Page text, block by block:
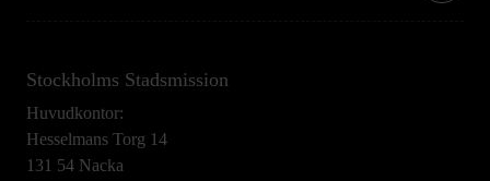
Stockholms Stadsmission
Huvudkontor:
Hesselmans Torg 14
131 54 Nacka